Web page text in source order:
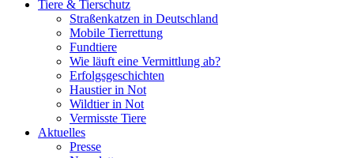
Tiere & Tierschutz
Straßenkatzen in Deutschland
Mobile Tierrettung
Fundtiere
Wie läuft eine Vermittlung ab?
Erfolgsgeschichten
Haustier in Not
Wildtier in Not
Vermisste Tiere
Aktuelles
Presse